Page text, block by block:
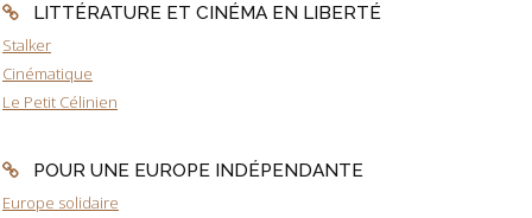
LITTÉRATURE ET CINÉMA EN LIBERTÉ
Stalker
Cinématique
Le Petit Célinien
POUR UNE EUROPE INDÉPENDANTE
Europe solidaire